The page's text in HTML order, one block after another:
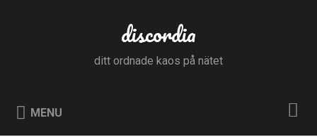
discordia
ditt ordnade kaos på nätet
MENU